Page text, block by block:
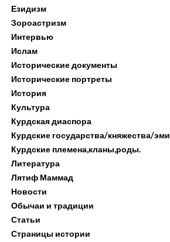
Езидизм
Зороастризм
Интервью
Ислам
Исторические документы
Исторические портреты
История
Культура
Курдская диаспора
Курдские государства/княжества/
Курдские племена,кланы,роды.
Литература
Лятиф Маммад
Новости
Обычаи и традиции
Статьи
Страницы истории